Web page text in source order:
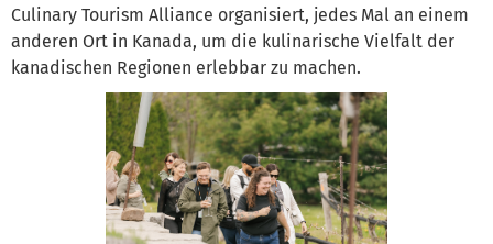
Culinary Tourism Alliance organisiert, jedes Mal an einem
anderen Ort in Kanada, um die kulinarische Vielfalt der
kanadischen Regionen erlebbar zu machen.